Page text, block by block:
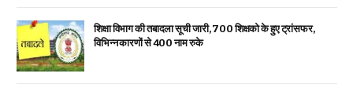
शिक्षा विभाग की तबादला सूची जारी, 700 शिक्षको के हुए ट्रांसफर,
विभिन्न कारणों से 400 नाम रुके